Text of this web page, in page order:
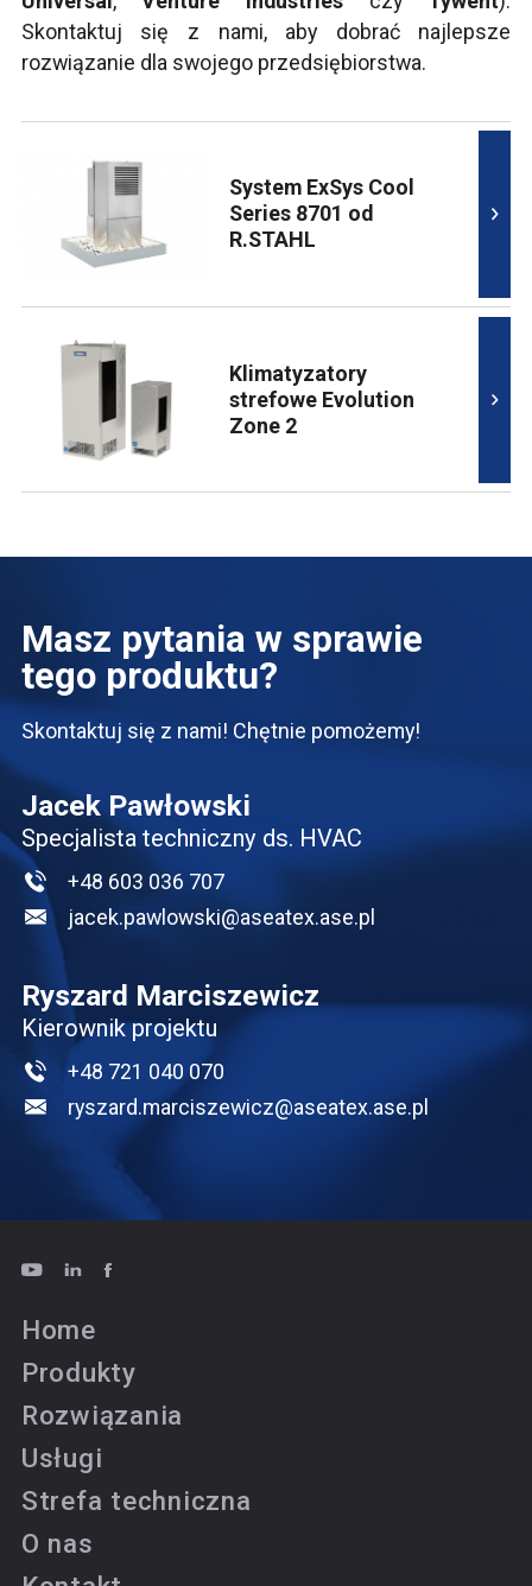
Skontaktuj się z nami, aby dobrać najlepsze
rozwiązanie dla swojego przedsiębiorstwa.
System ExSys Cool
Series 8701 od
R.STAHL
Klimatyzatory
strefowe Evolution
Zone 2
Masz pytania w sprawie
tego produktu?
Skontaktuj się z nami! Chętnie pomożemy!
Jacek Pawłowski
Specjalista techniczny ds. HVAC
+48 603 036 707
jacek.pawlowski@aseatex.ase.pl
Ryszard Marciszewicz
Kierownik projektu
+48 721 040 070
ryszard.marciszewicz@aseatex.ase.pl
Home
Produkty
Rozwiązania
Usługi
Strefa techniczna
O nas